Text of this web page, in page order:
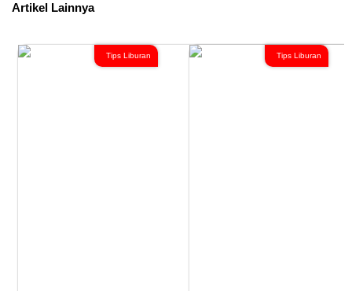
Artikel Lainnya
Tips Liburan Tips Liburan